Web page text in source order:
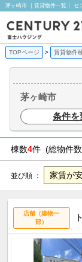
茅ヶ崎市 ｜賃貸物件一覧｜ セ
TOPページ 賃貸物件
茅ヶ崎市
条件を
棟数4件 (総物件数
並び順 ：
店舗（建物一
部）